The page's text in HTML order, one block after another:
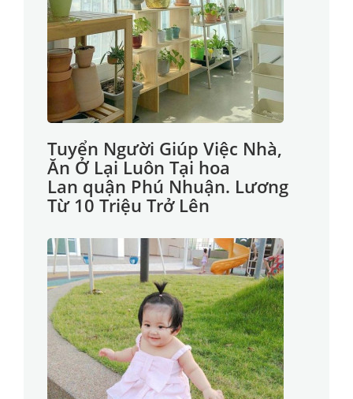
Tuyển Người Giúp Việc Nhà,
Ăn Ở Lại Luôn Tại hoa
Lan quận Phú Nhuận. Lương
Từ 10 Triệu Trở Lên